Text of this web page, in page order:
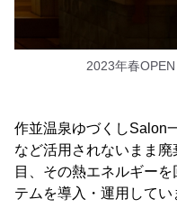
2023年春
作並温泉ゆづくしSalon
など活用されないまま
目、その熱エネルギー
テムを導入・運用してい